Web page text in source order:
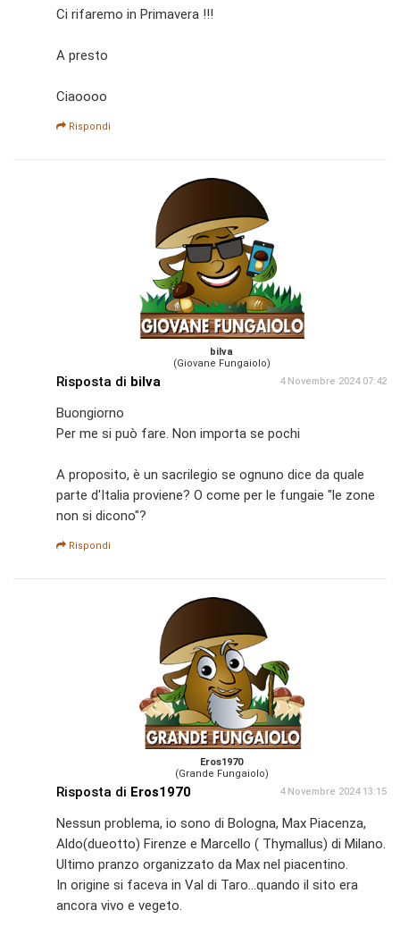
Ci rifaremo in Primavera !!!
A presto
Ciaoooo
Rispondi
bilva
(Giovane Fungaiolo)
Risposta di bilva 4 Novembre 2024 07:42
Buongiorno
Per me si può fare. Non importa se pochi
A proposito, è un sacrilegio se ognuno dice da quale
parte d'Italia proviene? O come per le fungaie "le zone
non si dicono"?
Rispondi
Eros1970
(Grande Fungaiolo)
Risposta di Eros1970 4 Novembre 2024 13:15
Nessun problema, io sono di Bologna, Max Piacenza,
Aldo(dueotto) Firenze e Marcello ( Thymallus) di Milano.
Ultimo pranzo organizzato da Max nel piacentino.
In origine si faceva in Val di Taro...quando il sito era
ancora vivo e vegeto.